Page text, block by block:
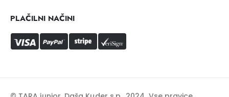
PLAČILNI NAČINI